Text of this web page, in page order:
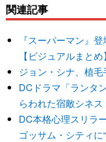
関連記事
『スーパーマン』
【ビジュアルまとめ】
ジョン・シナ、植毛
DCドラマ「ランタ
らわれた宿敵シネ
DC本格心理スリラ
ゴッサム・シティに